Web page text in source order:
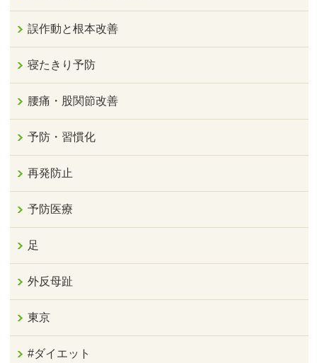
誤作動と根本改善
寝たきり予防
腰痛・股関節改善
予防・習慣化
再発防止
予防医療
足
外反母趾
東京
#ダイエット